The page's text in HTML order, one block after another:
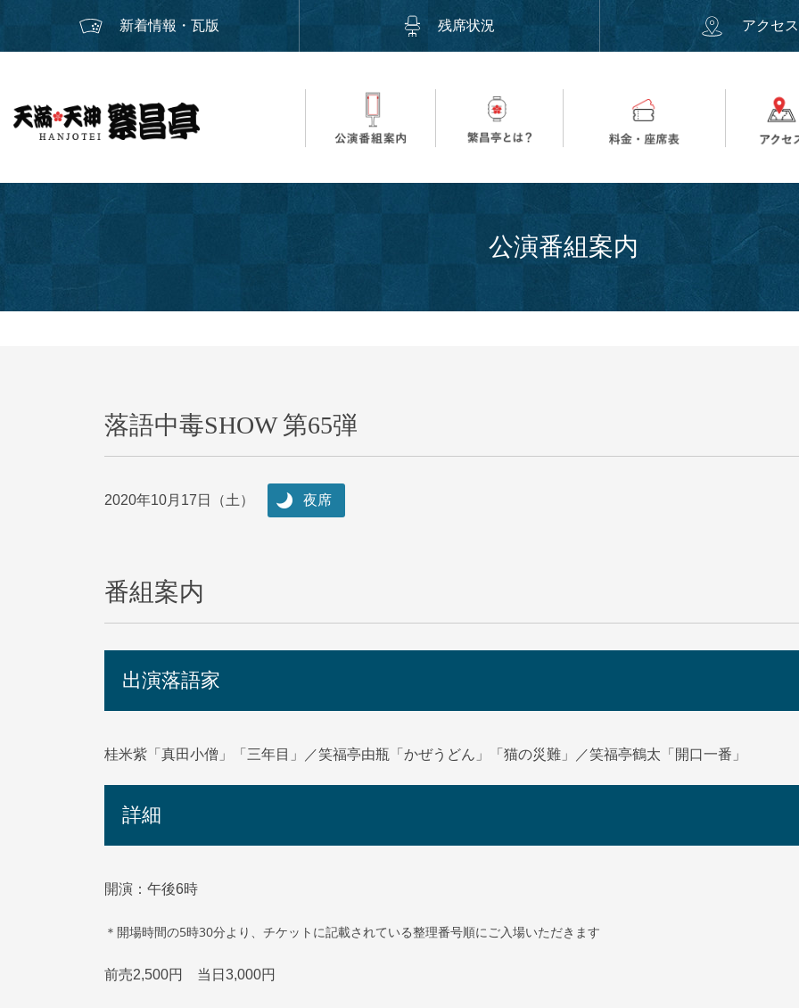
新着情報・瓦版 残席状況 アクセス
公演番組案内
落語中毒SHOW 第65弾
2020年10月17日（土） 夜席
番組案内
出演落語家
桂米紫「真田小僧」「三年目」／笑福亭由瓶「かぜうどん」「猫の災難」／笑福亭鶴太「開口一番」
詳細
開演：午後6時
＊開場時間の5時30分より、チケットに記載されている整理番号順にご入場いただきます
前売2,500円 当日3,000円